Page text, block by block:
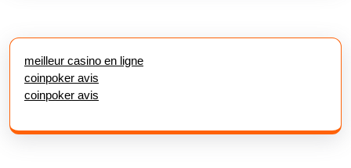
meilleur casino en ligne
coinpoker avis
coinpoker avis